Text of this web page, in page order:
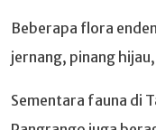
Beberapa flora
jernang, pinang
Sementara fauna di